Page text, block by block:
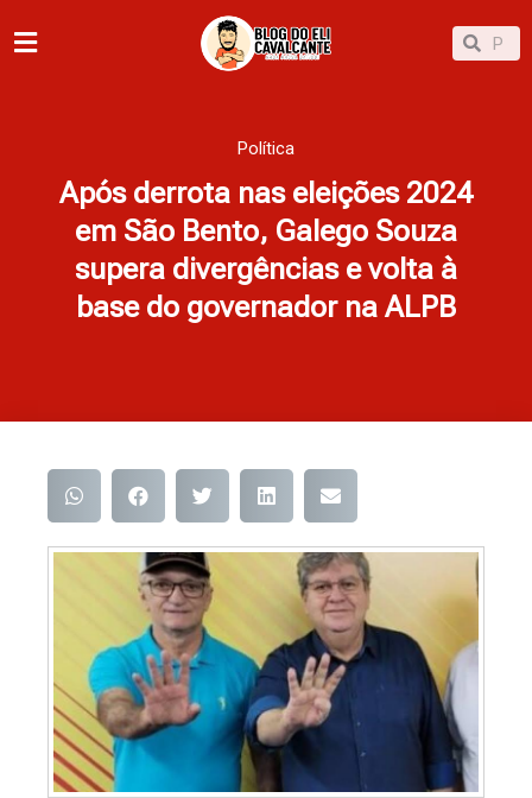
para
Pesquisar
Política
Após derrota nas eleições 2024
em São Bento, Galego Souza
supera divergências e volta à
base do governador na ALPB